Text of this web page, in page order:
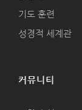
기도 훈련
성경적 세계관
커뮤니티